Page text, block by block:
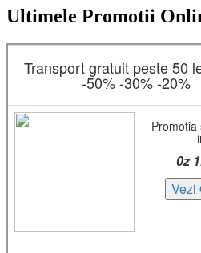
Ultimele Promotii